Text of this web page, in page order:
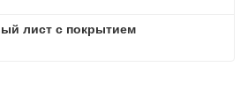
лист с покрытием